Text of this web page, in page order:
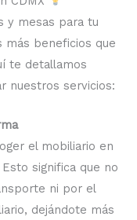
y mesas para tu
más beneficios que
te detallamos
nuestros servicios:
el mobiliario en
significa que no
ni por el
dejándote más